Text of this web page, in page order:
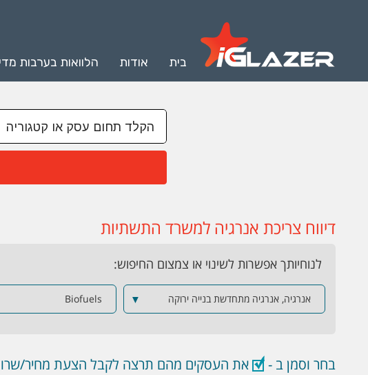
בית אודות הלוואות בערבות
דיווח צריכת אנרגיה למשרד התשתיות
לנוחיותך אפשרות לשינוי או צמצום החיפוש:
אנרגיה, אנרגיה מתחדשת בנייה ירוקה ▼
Biofuels
בחר וסמן ב - את העסקים מהם תרצה לקבל הצעת מחיר/